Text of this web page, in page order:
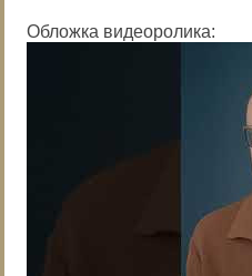
Обложка видеоролика: